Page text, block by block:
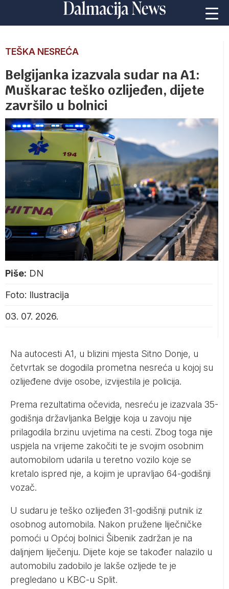
TEŠKA NESREĆA
Belgijanka izazvala sudar na A1:
Muškarac teško ozlijeđen, dijete
završilo u bolnici
Piše: DN
Foto: Ilustracija
03. 07. 2026.
Na autocesti A1, u blizini mjesta Sitno Donje, u
četvrtak se dogodila prometna nesreća u kojoj su
ozlijeđene dvije osobe, izvijestila je policija.
Prema rezultatima očevida, nesreću je izazvala 35-
godišnja državljanka Belgije koja u zavoju nije
prilagodila brzinu uvjetima na cesti. Zbog toga nije
uspjela na vrijeme zakočiti te je svojim osobnim
automobilom udarila u teretno vozilo koje se
kretalo ispred nje, a kojim je upravljao 64-godišnji
vozač.
U sudaru je teško ozlijeđen 31-godišnji putnik iz
osobnog automobila. Nakon pružene liječničke
pomoći u Općoj bolnici Šibenik zadržan je na
daljnjem liječenju. Dijete koje se također nalazilo u
automobilu zadobilo je lakše ozljede te je
pregledano u KBC-u Split.